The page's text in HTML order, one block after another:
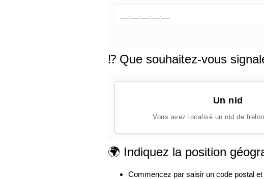
⁉️ Que souhaitez-vous
Un nid
Vous avez localisé un nid de
🌍 Indiquez la position
Commencez par saisir un code postal